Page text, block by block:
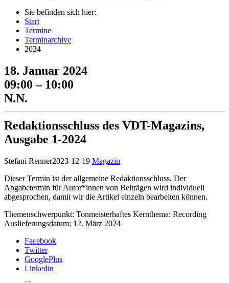
Sie befinden sich hier:
Start
Termine
Terminarchive
2024
18. Januar 2024
09:00 – 10:00
N.N.
Redaktionsschluss des VDT-Magazins,
Ausgabe 1-2024
Stefani Renner2023-12-19 Magazin
Dieser Termin ist der allgemeine Redaktionsschluss. Der
Abgabetermin für Autor*innen von Beiträgen wird individuell
abgesprochen, damit wir die Artikel einzeln bearbeiten können.
Themenschwerpunkt: Tonmeisterhaftes Kernthema: Recording
Auslieferungsdatum: 12. März 2024
Facebook
Twitter
GooglePlus
Linkedin